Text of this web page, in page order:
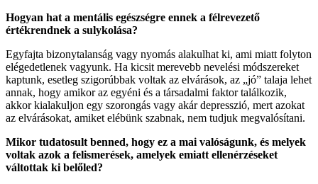
Hogyan hat a mentális egészségre ennek a félrevezető
értékrendnek a sulykolása?
Egyfajta bizonytalanság vagy nyomás alakulhat ki, ami miatt folyton
elégedetlenek vagyunk. Ha kicsit merevebb nevelési módszereket
kaptunk, esetleg szigorúbbak voltak az elvárások, az „jó” talaja lehet
annak, hogy amikor az egyéni és a társadalmi faktor találkozik,
akkor kialakuljon egy szorongás vagy akár depresszió, mert azokat
az elvárásokat, amiket elébünk szabnak, nem tudjuk megvalósítani.
Mikor tudatosult benned, hogy ez a mai valóságunk, és melyek
voltak azok a felismerések, amelyek emiatt ellenérzéseket
váltottak ki belőled?